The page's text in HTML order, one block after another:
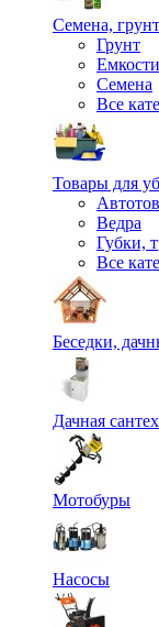
Семена,
Грунт
Семена
Все
Товары для
Ведра
Губки,
Все
Беседки,
Дачная
Мотобуры
Насосы